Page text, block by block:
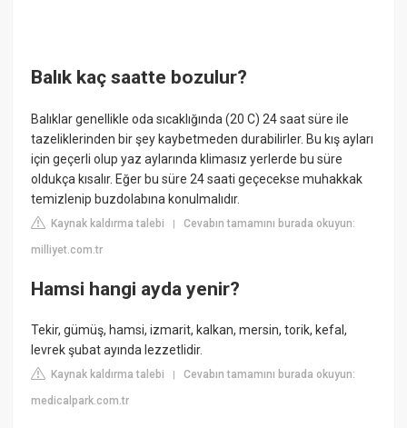
Balık kaç saatte bozulur?
Balıklar genellikle oda sıcaklığında (20 C) 24 saat süre ile
tazeliklerinden bir şey kaybetmeden durabilirler. Bu kış ayları
için geçerli olup yaz aylarında klimasız yerlerde bu süre
oldukça kısalır. Eğer bu süre 24 saati geçecekse muhakkak
temizlenip buzdolabına konulmalıdır.
Kaynak kaldırma talebi |Cevabın tamamını burada okuyun:
milliyet.com.tr
Hamsi hangi ayda yenir?
Tekir, gümüş, hamsi, izmarit, kalkan, mersin, torik, kefal,
levrek şubat ayında lezzetlidir.
Kaynak kaldırma talebi |Cevabın tamamını burada okuyun:
medicalpark.com.tr